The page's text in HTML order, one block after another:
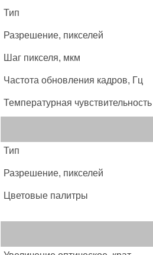
Тип
Разрешение, пикселей
Шаг пикселя, мкм
Частота обновления кадров, Гц
Температурная
Тип
Разрешение, пикселей
Цветовые палитры